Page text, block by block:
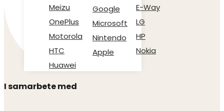
Meizu
OnePlus
Motorola
HTC
Huawei
Google
Microsoft
Nintendo
Apple
E-Way
LG
HP
Nokia
I samarbete med